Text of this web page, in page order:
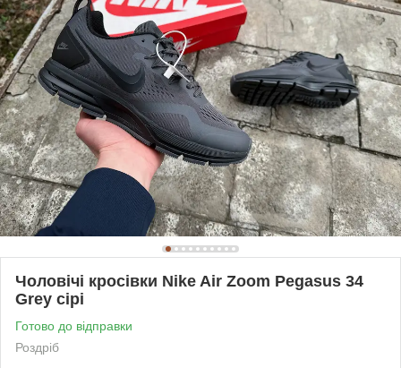
Чоловічі кросівки Nike Air Zoom Pegasus 34
Grey сірі
Готово до відправки
Роздріб